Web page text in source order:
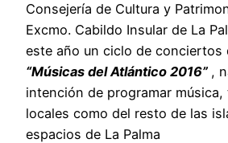
Consejería de Cultura y
Excmo. Cabildo Insular de La
este año un ciclo de conciertos
“Músicas del Atlántico 2016” ,
intención de programar
locales como del resto de las
espacios de La Palma